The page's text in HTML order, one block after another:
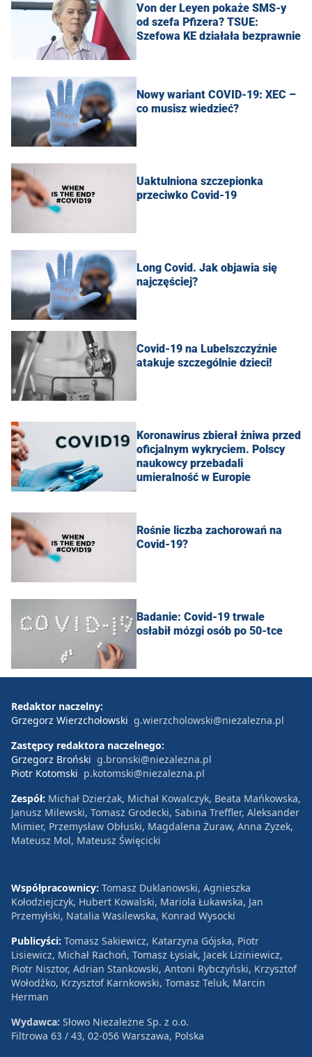
Von der Leyen pokaże SMS-y
od szefa Pfizera? TSUE:
Szefowa KE działała bezprawnie
Nowy wariant COVID-19: XEC –
co musisz wiedzieć?
Uaktulniona szczepionka
przeciwko Covid-19
Long Covid. Jak objawia się
najczęściej?
Covid-19 na Lubelszczyźnie
atakuje szczególnie dzieci!
Koronawirus zbierał żniwa przed
oficjalnym wykryciem. Polscy
naukowcy przebadali
umieralność w Europie
Rośnie liczba zachorowań na
Covid-19?
Badanie: Covid-19 trwale
osłabił mózgi osób po 50-tce
Redaktor naczelny:
Grzegorz Wierzchołowski g.wierzcholowski@niezalezna.pl
Zastępcy redaktora naczelnego:
Grzegorz Broński g.bronski@niezalezna.pl
Piotr Kotomski p.kotomski@niezalezna.pl
Zespół: Michał Dzierżak, Michał Kowalczyk, Beata Mańkowska,
Janusz Milewski, Tomasz Grodecki, Sabina Treffler, Aleksander
Mimier, Przemysław Obłuski, Magdalena Żuraw, Anna Zyzek,
Mateusz Mol, Mateusz Święcicki
Współpracownicy: Tomasz Duklanowski, Agnieszka
Kołodziejczyk, Hubert Kowalski, Mariola Łukawska, Jan
Przemyłski, Natalia Wasilewska, Konrad Wysocki
Publicyści: Tomasz Sakiewicz, Katarzyna Gójska, Piotr
Lisiewicz, Michał Rachoń, Tomasz Łysiak, Jacek Liziniewicz,
Piotr Nisztor, Adrian Stankowski, Antoni Rybczyński, Krzysztof
Wołodźko, Krzysztof Karnkowski, Tomasz Teluk, Marcin
Herman
Wydawca: Słowo Niezależne Sp. z o.o.
Filtrowa 63 / 43, 02-056 Warszawa, Polska